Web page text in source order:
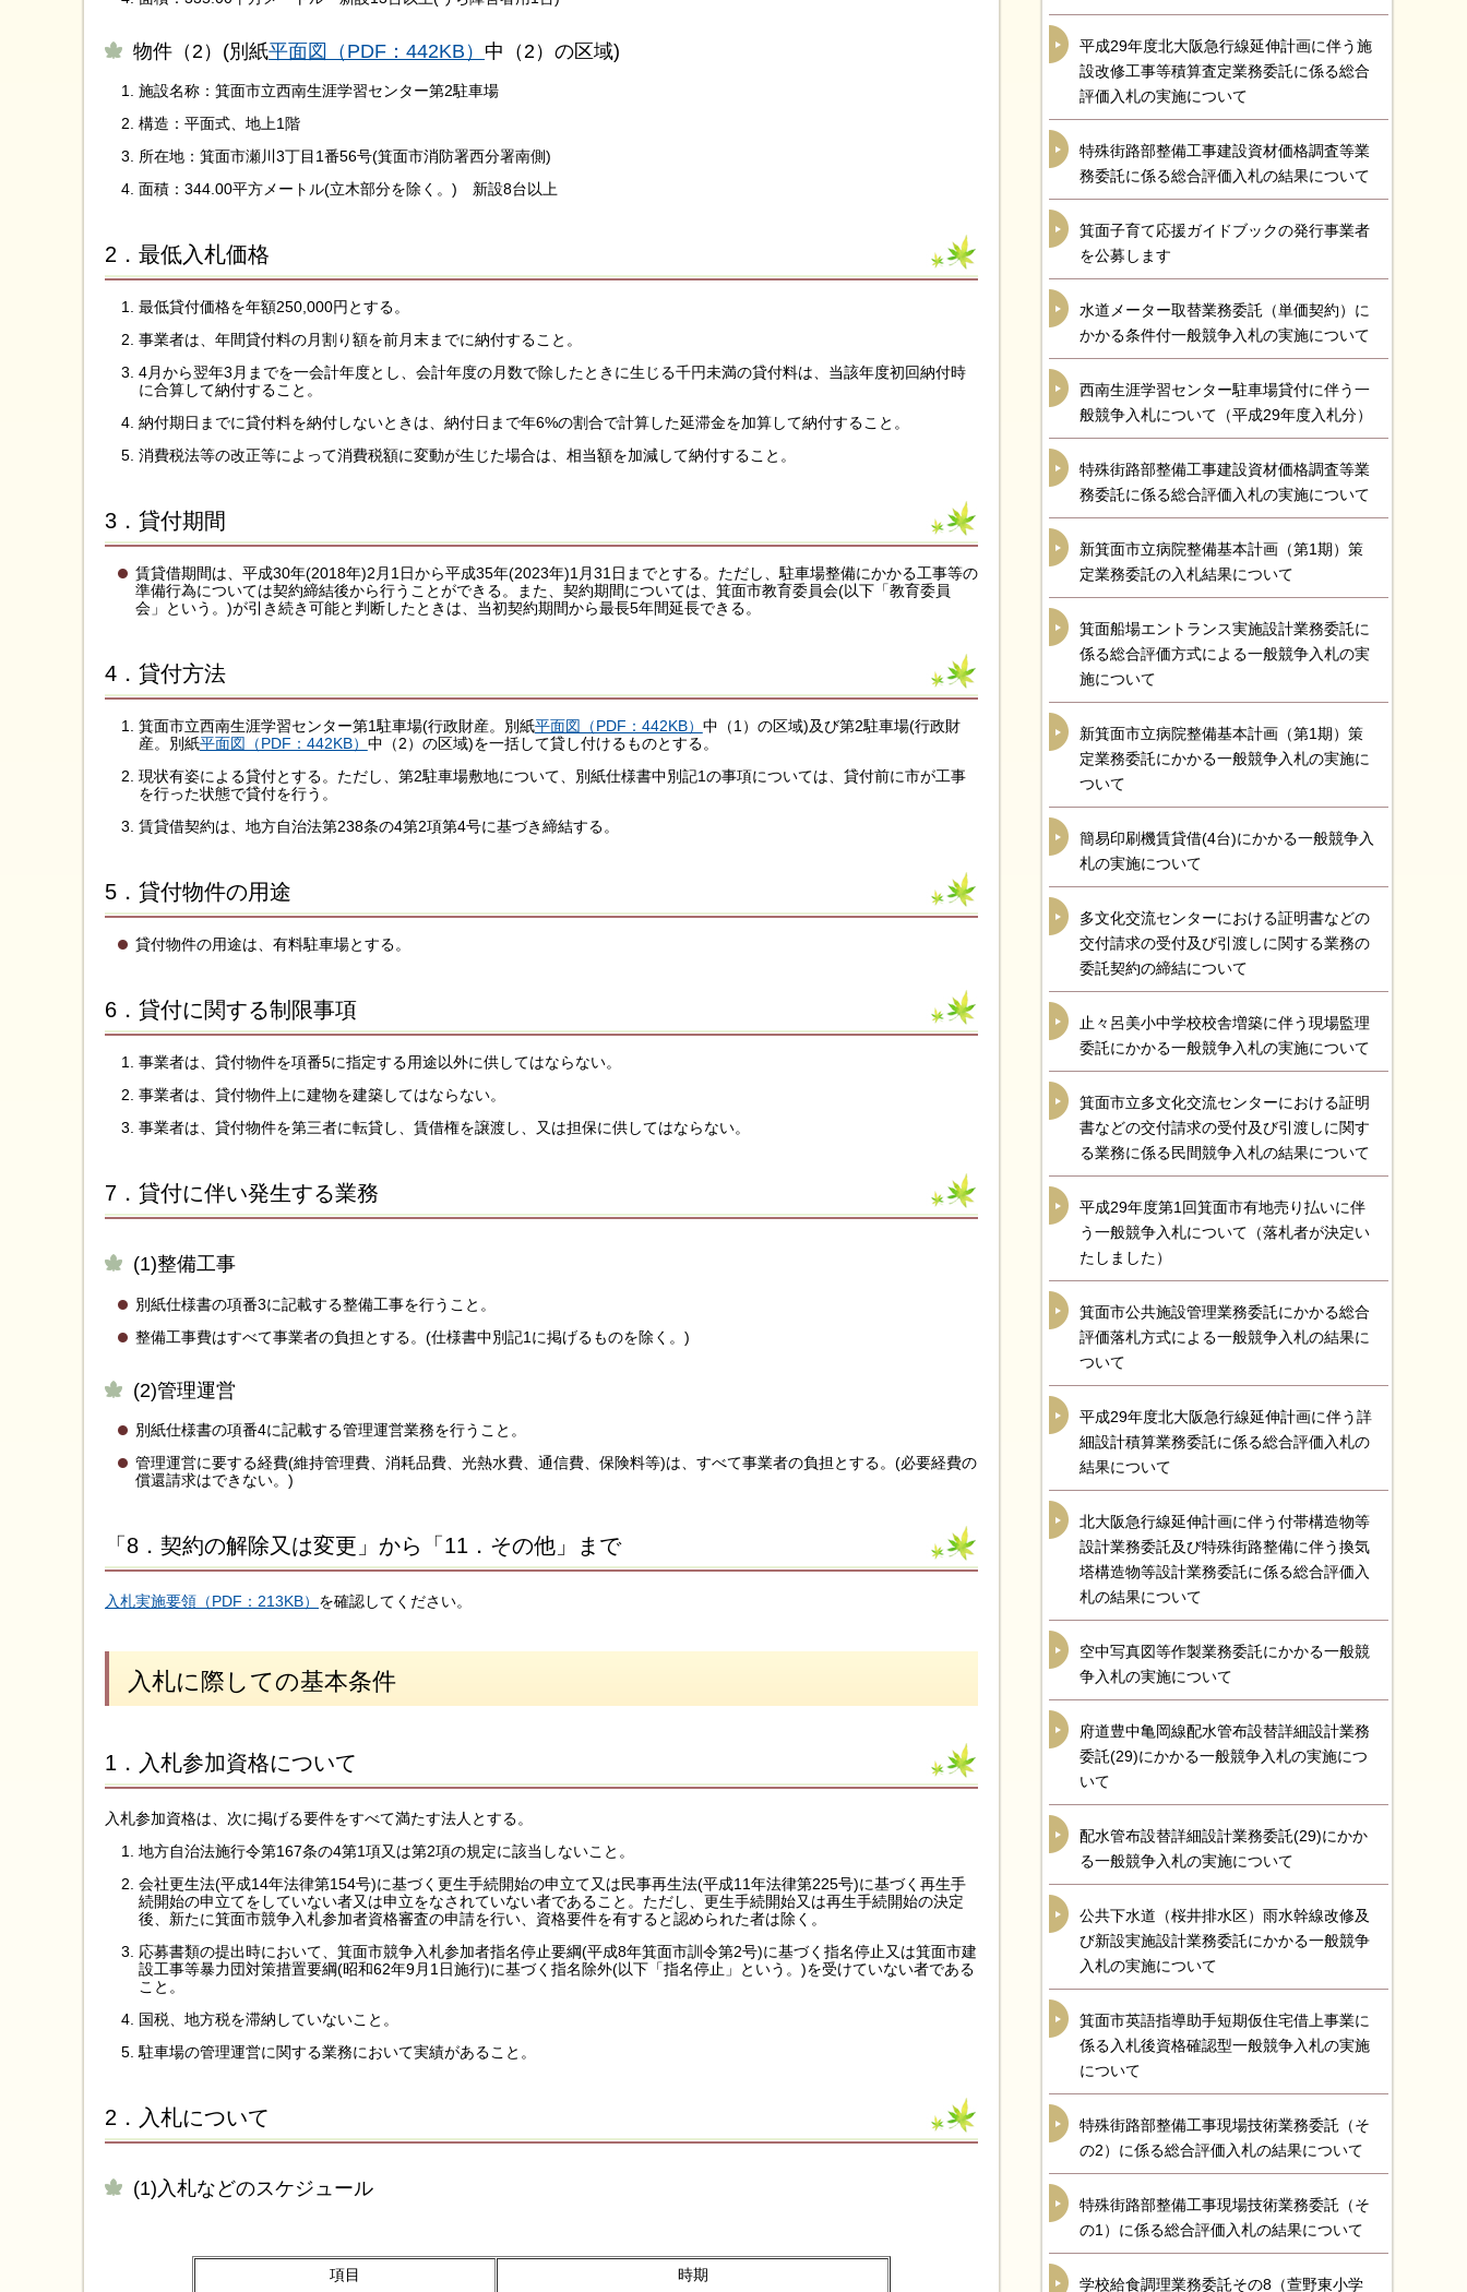
物件（2）(別紙平面図（PDF：442KB） 中（2）の区域)
施設名称：箕面市立西南生涯学習センター第2駐車場
構造：平面式、地上1階
所在地：箕面市瀬川3丁目1番56号(箕面市消防署西分署南側)
面積：344.00平方メートル(立木部分を除く。) 新設8台以上
2．最低入札価格
最低貸付価格を年額250,000円とする。
事業者は、年間貸付料の月割り額を前月末までに納付すること。
4月から翌年3月までを一会計年度とし、会計年度の月数で除したときに生じる千円未満の貸付料は、当該年度初回納付時
に合算して納付すること。
納付期日までに貸付料を納付しないときは、納付日まで年6%の割合で計算した延滞金を加算して納付すること。
消費税法等の改正等によって消費税額に変動が生じた場合は、相当額を加減して納付すること。
3．貸付期間
賃貸借期間は、平成30年(2018年)2月1日から平成35年(2023年)1月31日までとする。ただし、駐車場整備にかかる工事等の
準備行為については契約締結後から行うことができる。また、契約期間については、箕面市教育委員会(以下「教育委員
会」という。)が引き続き可能と判断したときは、当初契約期間から最長5年間延長できる。
4．貸付方法
箕面市立西南生涯学習センター第1駐車場(行政財産。別紙平面図（PDF：442KB） 中（1）の区域)及び第2駐車場(行政財
産。別紙平面図（PDF：442KB） 中（2）の区域)を一括して貸し付けるものとする。
現状有姿による貸付とする。ただし、第2駐車場敷地について、別紙仕様書中別記1の事項については、貸付前に市が工事
を行った状態で貸付を行う。
賃貸借契約は、地方自治法第238条の4第2項第4号に基づき締結する。
5．貸付物件の用途
貸付物件の用途は、有料駐車場とする。
6．貸付に関する制限事項
事業者は、貸付物件を項番5に指定する用途以外に供してはならない。
事業者は、貸付物件上に建物を建築してはならない。
事業者は、貸付物件を第三者に転貸し、賃借権を譲渡し、又は担保に供してはならない。
7．貸付に伴い発生する業務
(1)整備工事
別紙仕様書の項番3に記載する整備工事を行うこと。
整備工事費はすべて事業者の負担とする。(仕様書中別記1に掲げるものを除く。)
(2)管理運営
別紙仕様書の項番4に記載する管理運営業務を行うこと。
管理運営に要する経費(維持管理費、消耗品費、光熱水費、通信費、保険料等)は、すべて事業者の負担とする。(必要経費の
償還請求はできない。)
「8．契約の解除又は変更」から「11．その他」まで
入札実施要領（PDF：213KB） を確認してください。
入札に際しての基本条件
1．入札参加資格について
入札参加資格は、次に掲げる要件をすべて満たす法人とする。
地方自治法施行令第167条の4第1項又は第2項の規定に該当しないこと。
会社更生法(平成14年法律第154号)に基づく更生手続開始の申立て又は民事再生法(平成11年法律第225号)に基づく再生手
続開始の申立てをしていない者又は申立をなされていない者であること。ただし、更生手続開始又は再生手続開始の決定
後、新たに箕面市競争入札参加者資格審査の申請を行い、資格要件を有すると認められた者は除く。
応募書類の提出時において、箕面市競争入札参加者指名停止要綱(平成8年箕面市訓令第2号)に基づく指名停止又は箕面市建
設工事等暴力団対策措置要綱(昭和62年9月1日施行)に基づく指名除外(以下「指名停止」という。)を受けていない者である
こと。
国税、地方税を滞納していないこと。
駐車場の管理運営に関する業務において実績があること。
2．入札について
(1)入札などのスケジュール
項目 時期
平成29年度北大阪急行線延伸計画に伴う施
設改修工事等積算査定業務委託に係る総合
評価入札の実施について
特殊街路部整備工事建設資材価格調査等業
務委託に係る総合評価入札の結果について
箕面子育て応援ガイドブックの発行事業者
を公募します
水道メーター取替業務委託（単価契約）に
かかる条件付一般競争入札の実施について
西南生涯学習センター駐車場貸付に伴う一
般競争入札について（平成29年度入札分）
特殊街路部整備工事建設資材価格調査等業
務委託に係る総合評価入札の実施について
新箕面市立病院整備基本計画（第1期）策
定業務委託の入札結果について
箕面船場エントランス実施設計業務委託に
係る総合評価方式による一般競争入札の実
施について
新箕面市立病院整備基本計画（第1期）策
定業務委託にかかる一般競争入札の実施に
ついて
簡易印刷機賃貸借(4台)にかかる一般競争入
札の実施について
多文化交流センターにおける証明書などの
交付請求の受付及び引渡しに関する業務の
委託契約の締結について
止々呂美小中学校校舎増築に伴う現場監理
委託にかかる一般競争入札の実施について
箕面市立多文化交流センターにおける証明
書などの交付請求の受付及び引渡しに関す
る業務に係る民間競争入札の結果について
平成29年度第1回箕面市有地売り払いに伴
う一般競争入札について（落札者が決定い
たしました）
箕面市公共施設管理業務委託にかかる総合
評価落札方式による一般競争入札の結果に
ついて
平成29年度北大阪急行線延伸計画に伴う詳
細設計積算業務委託に係る総合評価入札の
結果について
北大阪急行線延伸計画に伴う付帯構造物等
設計業務委託及び特殊街路整備に伴う換気
塔構造物等設計業務委託に係る総合評価入
札の結果について
空中写真図等作製業務委託にかかる一般競
争入札の実施について
府道豊中亀岡線配水管布設替詳細設計業務
委託(29)にかかる一般競争入札の実施につ
いて
配水管布設替詳細設計業務委託(29)にかか
る一般競争入札の実施について
公共下水道（桜井排水区）雨水幹線改修及
び新設実施設計業務委託にかかる一般競争
入札の実施について
箕面市英語指導助手短期仮住宅借上事業に
係る入札後資格確認型一般競争入札の実施
について
特殊街路部整備工事現場技術業務委託（そ
の2）に係る総合評価入札の結果について
特殊街路部整備工事現場技術業務委託（そ
の1）に係る総合評価入札の結果について
学校給食調理業務委託その8（萱野東小学